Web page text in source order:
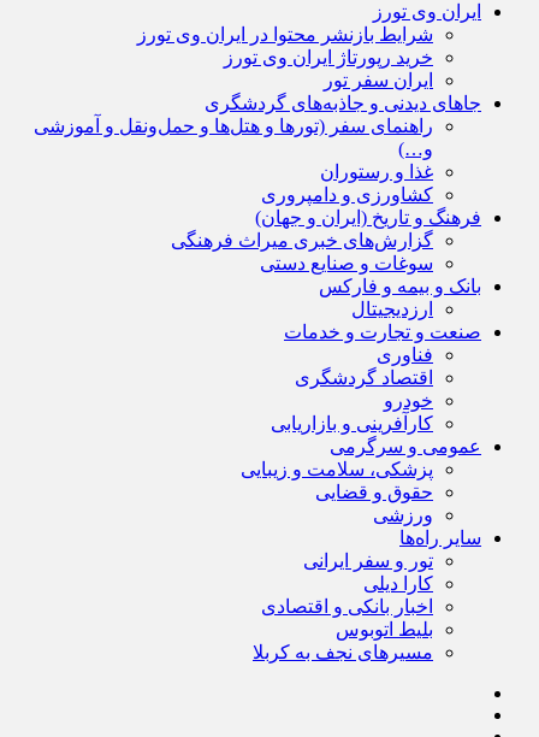
ایران وی تورز
شرایط بازنشر محتوا در ایران وی تورز
خرید رپورتاژ ایران وی تورز
ایران سفر تور
جاهای دیدنی و جاذبه‌های گردشگری
راهنمای سفر (تورها و هتل‌ها و حمل‌و‌نقل و آموزشی
و…)
غذا و رستوران
کشاورزی و دامپروری
فرهنگ و تاریخ (ایران و جهان)
گزارش‌های خبری میراث فرهنگی
سوغات و صنایع دستی
بانک و بیمه و فارکس
ارزدیجیتال
صنعت و تجارت و خدمات
فناوری
اقتصاد گردشگری
خودرو
کارآفرینی و بازاریابی
عمومی و سرگرمی
پزشکی، سلامت و زیبایی
حقوق و قضایی
ورزشی
سایر راه‌ها
تور و سفر ایرانی
کارا دیلی
اخبار بانکی و اقتصادی
بلیط اتوبوس
مسیرهای نجف به کربلا